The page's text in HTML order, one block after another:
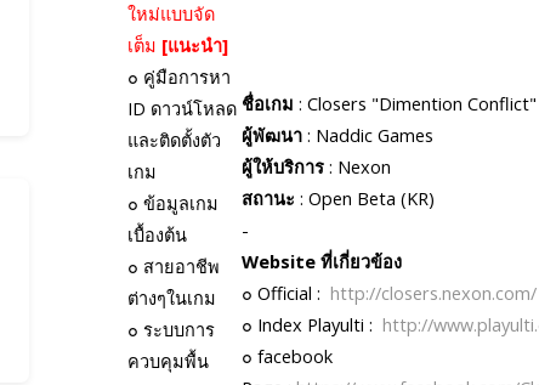
ใหม่แบบจัด
เต็ม [แนะนำ]
๐ คู่มือการหา
ID ดาวน์โหลด
และติดตั้งตัว
เกม
๐ ข้อมูลเกม
เบื้องต้น
๐ สายอาชีพ
ต่างๆในเกม
๐ ระบบการ
ควบคุมพื้น
ชื่อเกม : Closers "Dimention Conflict"
ผู้พัฒนา: Naddic Games
ผู้ให้บริการ: Nexon
สถานะ : Open Beta (KR)
-
Website ที่เกี่ยวข้อง
๐ Official : http://closers.nexon.com/
๐ Index Playulti : http://
๐ facebook